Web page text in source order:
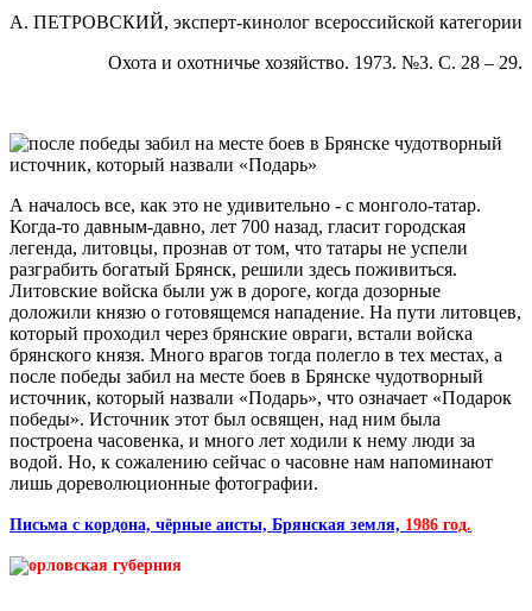
А. ПЕТРОВСКИЙ, эксперт-кинолог всероссийской категории
Охота и охотничье хозяйство. 1973. №3. С. 28 – 29.
А началось все, как это не удивительно - с монголо-татар.
Когда-то давным-давно, лет 700 назад, гласит городская
легенда, литовцы, прознав от том, что татары не успели
разграбить богатый Брянск, решили здесь поживиться.
Литовские войска были уж в дороге, когда дозорные
доложили князю о готовящемся нападение. На пути литовцев,
который проходил через брянские овраги, встали войска
брянского князя. Много врагов тогда полегло в тех местах, а
после победы забил на месте боев в Брянске чудотворный
источник, который назвали «Подарь», что означает «Подарок
победы». Источник этот был освящен, над ним была
построена часовенка, и много лет ходили к нему люди за
водой. Но, к сожалению сейчас о часовне нам напоминают
лишь дореволюционные фотографии.
Письма с кордона, чёрные аисты, Брянская земля, 1986 год.